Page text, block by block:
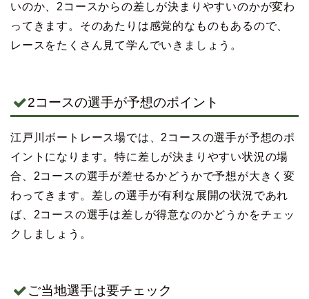
いのか、2コースからの差しが決まりやすいのかが変わ
ってきます。そのあたりは感覚的なものもあるので、
レースをたくさん見て学んでいきましょう。
2コースの選手が予想のポイント
江戸川ボートレース場では、2コースの選手が予想のポ
イントになります。特に差しが決まりやすい状況の場
合、2コースの選手が差せるかどうかで予想が大きく変
わってきます。差しの選手が有利な展開の状況であれ
ば、2コースの選手は差しが得意なのかどうかをチェッ
クしましょう。
ご当地選手は要チェック